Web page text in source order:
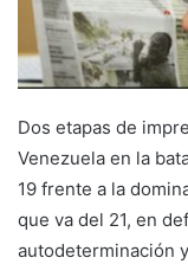
Dos etapas de
Venezuela en la
19 frente a la
que va del 21, en
autodeterminación